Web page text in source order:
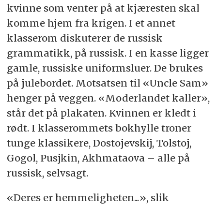
kvinne som venter på at kjæresten skal
komme hjem fra krigen. I et annet
klasserom diskuterer de russisk
grammatikk, på russisk. I en kasse ligger
gamle, russiske uniformsluer. De brukes
på julebordet. Motsatsen til «Uncle Sam»
henger på veggen. «Moderlandet kaller»,
står det på plakaten. Kvinnen er kledt i
rødt. I klasserommets bokhylle troner
tunge klassikere, Dostojevskij, Tolstoj,
Gogol, Pusjkin, Akhmataova – alle på
russisk, selvsagt.
«Deres er hemmeligheten...», slik